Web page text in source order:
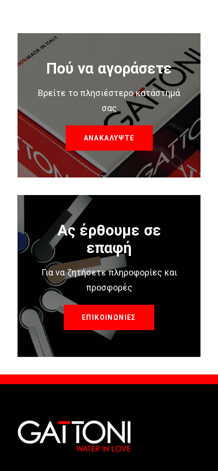
Πού να αγοράσετε
Βρείτε το πλησιέστερο κατάστημά
σας
ΑΝΑΚΑΛΥΨΤΕ
Ας έρθουμε σε
επαφή
Για να ζητήσετε πληροφορίες και
προσφορές
ΕΠΙΚΟΙΝΩΝΙΕΣ